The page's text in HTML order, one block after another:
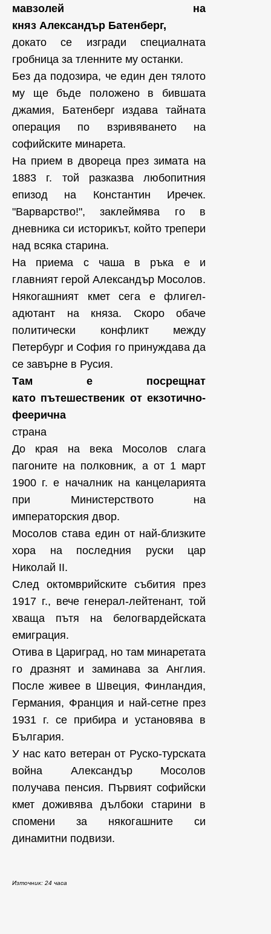
мавзолей на
княз Александър Батенберг,
докато се изгради специалната
гробница за тленните му останки.
Без да подозира, че един ден тялото
му ще бъде положено в бившата
джамия, Батенберг издава тайната
операция по взривяването на
софийските минарета.
На прием в двореца през зимата на
1883 г. той разказва любопитния
епизод на Константин Иречек.
"Варварство!", заклеймява го в
дневника си историкът, който трепери
над всяка старина.
На приема с чаша в ръка е и
главният герой Александър Мосолов.
Някогашният кмет сега е флигел-
адютант на княза. Скоро обаче
политически конфликт между
Петербург и София го принуждава да
се завърне в Русия.
Там е посрещнат
като пътешественик от екзотично-
феерична
страна
До края на века Мосолов слага
пагоните на полковник, а от 1 март
1900 г. е началник на канцеларията
при Министерството на
императорския двор.
Мосолов става един от най-близките
хора на последния руски цар
Николай II.
След октомврийските събития през
1917 г., вече генерал-лейтенант, той
хваща пътя на белогвардейската
емиграция.
Отива в Цариград, но там минаретата
го дразнят и заминава за Англия.
После живее в Швеция, Финландия,
Германия, Франция и най-сетне през
1931 г. се прибира и установява в
България.
У нас като ветеран от Руско-турската
война Александър Мосолов
получава пенсия. Първият софийски
кмет доживява дълбоки старини в
спомени за някогашните си
динамитни подвизи.
Източник: 24 часа